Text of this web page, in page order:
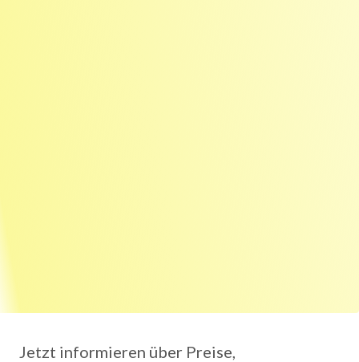
Jetzt informieren über Preise,